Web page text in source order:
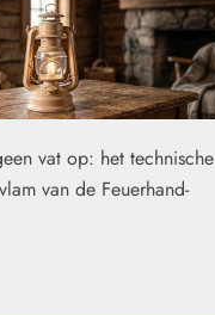
vat op: het technische
van de Feuerhand-